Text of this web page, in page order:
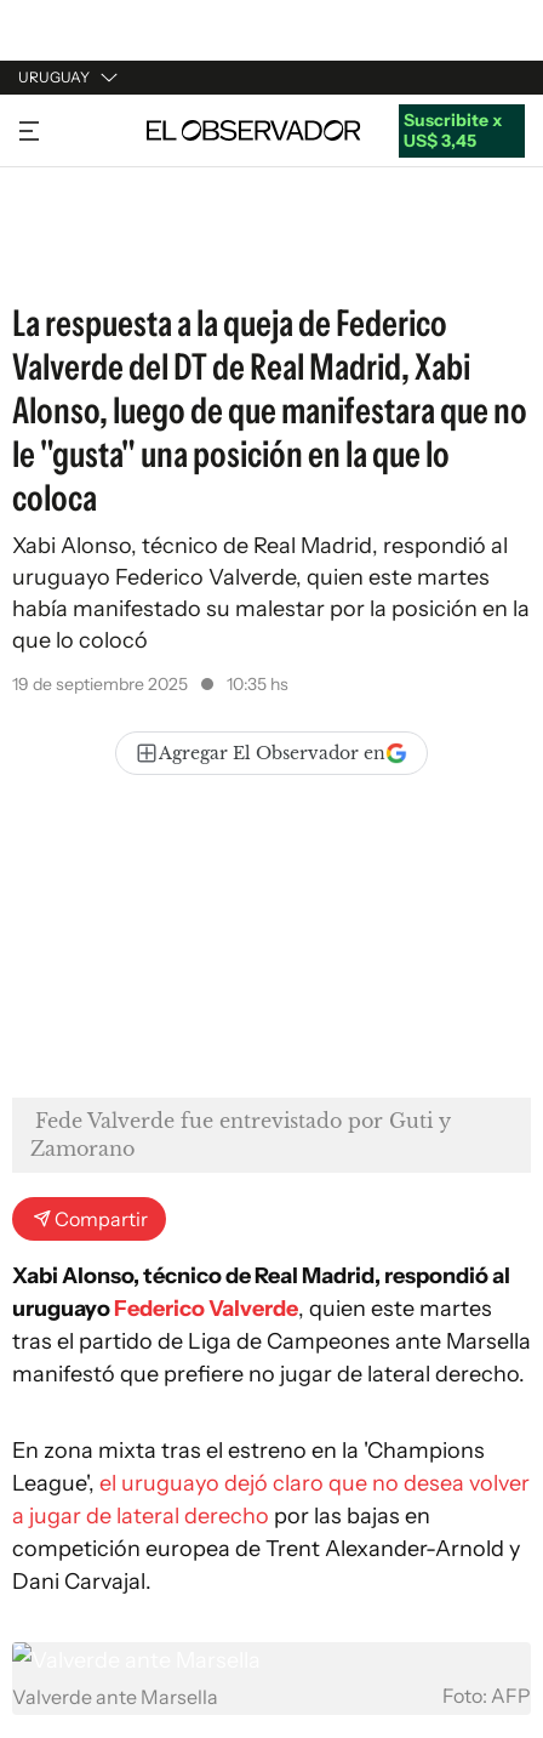
URUGUAY
URUGUAY
ARGENTINA
Suscribite x
US$ 3,45
La respuesta a la queja de Federico
Valverde del DT de Real Madrid, Xabi
Alonso, luego de que manifestara que no
le "gusta" una posición en la que lo
coloca
Xabi Alonso, técnico de Real Madrid, respondió al
uruguayo Federico Valverde, quien este martes
había manifestado su malestar por la posición en la
que lo colocó
19 de septiembre 2025 10:35 hs
Agregar El Observador en
Fede Valverde fue entrevistado por Guti y
Zamorano
Compartir
Xabi Alonso, técnico de Real Madrid, respondió al
uruguayoFederico Valverde, quien este martes
tras el partido de Liga de Campeones ante Marsella
manifestó que prefiere no jugar de lateral derecho.
En zona mixta tras el estreno en la 'Champions
League', el uruguayo dejó claro que no desea volver
a jugar de lateral derecho por las bajas en
competición europea de Trent Alexander-Arnold y
Dani Carvajal.
Valverde ante Marsella Foto: AFP